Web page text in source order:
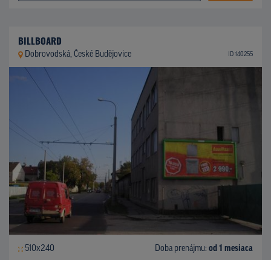
BILLBOARD
Dobrovodská, České Budějovice ID 140255
510x240 Doba prenájmu: od 1 mesiaca